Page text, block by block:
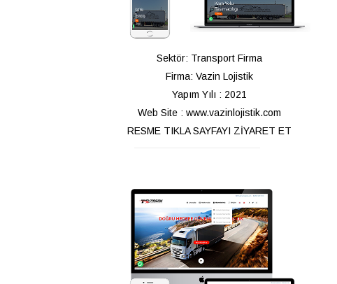
Sektör: Transport Firma
Firma: Vazin Lojistik
Yapım Yılı : 2021
Web Site : www.vazinlojistik.com
RESME TIKLA SAYFAYI ZİYARET ET